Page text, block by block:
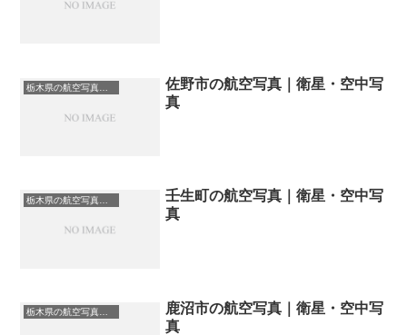
佐野市の航空写真｜衛星・空中写
真
壬生町の航空写真｜衛星・空中写
真
栃木県の航空写真・空中写真
鹿沼市の航空写真｜衛星・空中写
真